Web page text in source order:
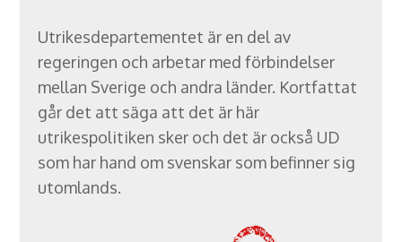
Utrikesdepartementet är en del av
regeringen och arbetar med förbindelser
mellan Sverige och andra länder. Kortfattat
går det att säga att det är här
utrikespolitiken sker och det är också UD
som har hand om svenskar som befinner sig
utomlands.